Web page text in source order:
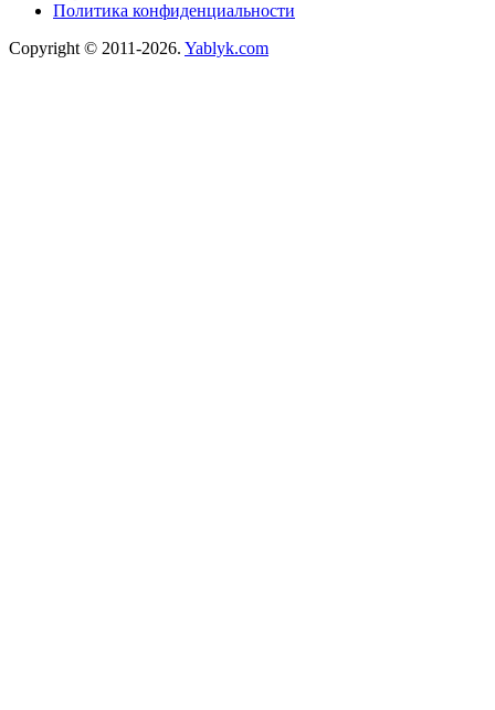
Политика конфиденциальности
Copyright © 2011-2026. Yablyk.сom